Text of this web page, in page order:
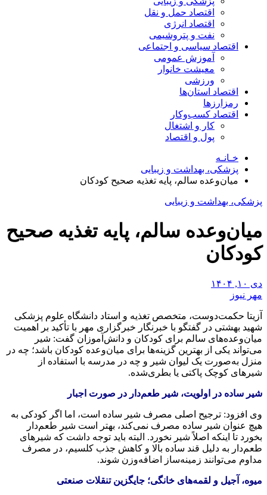
اقتصاد حمل و نقل
اقتصاد انرژی
نفت و پتروشیمی
اقتصاد سیاسی و اجتماعی
آموزش عمومی
معیشت خانوار
ورزشی
اقتصاد استان‌ها
رمزارزها
اقتصاد کسب‌و‌کار
کار و اشتغال
پول و اقتصاد
خـانـه
پزشکی، بهداشت و زیبایی
میان‌وعده سالم، پایه تغذیه صحیح کودکان
پزشکی، بهداشت و زیبایی
میان‌وعده سالم، پایه تغذیه صحیح
کودکان
دی ۱۰, ۱۴۰۴
مهر نیوز
آزیتا حکمت‌دوست، متخصص تغذیه و استاد دانشگاه علوم پزشکی
شهید بهشتی در گفتگو با خبرنگار خبرگزاری مهر با تأکید بر اهمیت
میان‌وعده‌های سالم برای کودکان و دانش‌آموزان گفت: شیر
می‌تواند یکی از بهترین گزینه‌ها برای میان‌وعده کودکان باشد؛ چه در
منزل به‌صورت یک لیوان شیر و چه در مدرسه با استفاده از
شیرهای کوچک پاکتی یا بطری‌شده.
شیر ساده در اولویت، شیر طعم‌دار در صورت اجبار
وی افزود: ترجیح اصلی مصرف شیر ساده است، اما اگر کودکی به
هیچ عنوان شیر ساده مصرف نمی‌کند، بهتر است شیر طعم‌دار
بخورد تا اینکه اصلاً شیر نخورد. البته باید توجه داشت که شیرهای
طعم‌دار به دلیل قند ساده بالا و کاهش جذب کلسیم، در مصرف
مداوم می‌توانند زمینه‌ساز اضافه‌وزن شوند.
میوه، آجیل و لقمه‌های خانگی؛ جایگزین تنقلات صنعتی